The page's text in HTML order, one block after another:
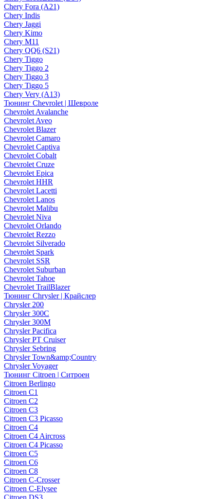
Chery Fora (A21)
Chery Indis
Chery Jaggi
Chery Kimo
Chery M11
Chery QQ6 (S21)
Chery Tiggo
Chery Tiggo 2
Chery Tiggo 3
Chery Tiggo 5
Chery Very (A13)
Тюнинг Chevrolet | Шевроле
Chevrolet Avalanche
Chevrolet Aveo
Chevrolet Blazer
Chevrolet Camaro
Chevrolet Captiva
Chevrolet Cobalt
Chevrolet Cruze
Chevrolet Epica
Chevrolet HHR
Chevrolet Lacetti
Chevrolet Lanos
Chevrolet Malibu
Chevrolet Niva
Chevrolet Orlando
Chevrolet Rezzo
Chevrolet Silverado
Chevrolet Spark
Chevrolet SSR
Chevrolet Suburban
Chevrolet Tahoe
Chevrolet TrailBlazer
Тюнинг Chrysler | Крайслер
Chrysler 200
Chrysler 300C
Chrysler 300M
Chrysler Pacifica
Chrysler PT Cruiser
Chrysler Sebring
Chrysler Town&amp;Country
Chrysler Voyager
Тюнинг Citroen | Ситроен
Citroen Berlingo
Citroen C1
Citroen C2
Citroen C3
Citroen C3 Picasso
Citroen C4
Citroen C4 Aircross
Citroen C4 Picasso
Citroen C5
Citroen C6
Citroen C8
Citroen C-Crosser
Citroen C-Elysee
Citroen DS3